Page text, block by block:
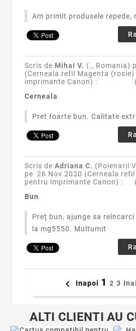
Am primit produsele repede,
Scris de Mihai V. (., Romania)
(Cerneala refil Magenta (rosie)
imprimante Canon) :
Cerneala
Pret foarte bun. Calitate
Scris de Adriana C. (Poienarii
pe 26 Nov 2020 (Cerneala
pentru imprimante Canon) :
Bun
Preț bun, ajunge sa
la mg5550. Multumit
 Inapoi 1 2 3
ALTI CLIENTI AU